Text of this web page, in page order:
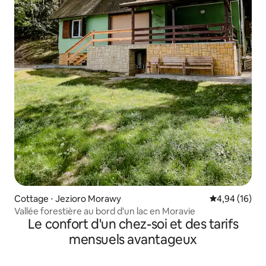
Cottage ⋅ Jezioro Morawy Évaluation
4,94 (16)
Vallée forestière au bord d'un lac en Moravie
Le confort d'un chez-soi et des tarifs
mensuels avantageux